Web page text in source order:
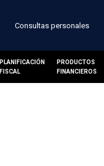
Consultas personales
PLANIFICACIÓN
FISCAL
PRODUCTOS
FINANCIEROS